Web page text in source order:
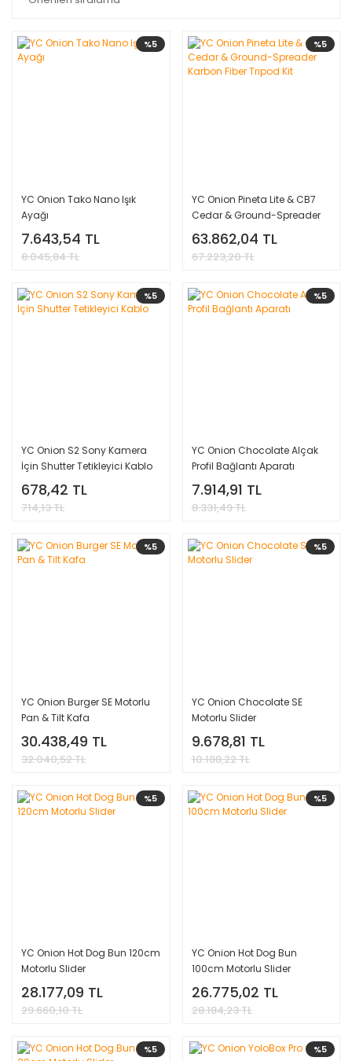
%5
YC Onion Tako Nano Işık
Ayağı
7.643,54 TL
8.045,84 TL
%5
YC Onion Pineta Lite & CB7
Cedar & Ground-Spreader
Karbon Fiber Tripod Kit
63.862,04 TL
67.223,20 TL
%5
YC Onion S2 Sony Kamera
İçin Shutter Tetikleyici Kablo
678,42 TL
714,13 TL
%5
YC Onion Chocolate Alçak
Profil Bağlantı Aparatı
7.914,91 TL
8.331,49 TL
%5
YC Onion Burger SE Motorlu
Pan & Tilt Kafa
30.438,49 TL
32.040,52 TL
%5
YC Onion Chocolate SE
Motorlu Slider
9.678,81 TL
10.188,22 TL
%5
YC Onion Hot Dog Bun 120cm
Motorlu Slider
28.177,09 TL
29.660,10 TL
%5
YC Onion Hot Dog Bun
100cm Motorlu Slider
26.775,02 TL
28.184,23 TL
%5 %5